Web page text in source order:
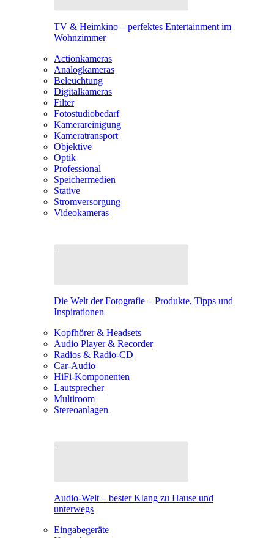
TV & Heimkino – perfektes Entertainment im
Wohnzimmer
Actionkameras
Analogkameras
Beleuchtung
Digitalkameras
Filter
Fotostudiobedarf
Kamerareinigung
Kameratransport
Objektive
Optik
Professional
Speichermedien
Stative
Stromversorgung
Videokameras
Die Welt der Fotografie – Produkte, Tipps und
Inspirationen
Kopfhörer & Headsets
Audio Player & Recorder
Radios & Radio-CD
Car-Audio
HiFi-Komponenten
Lautsprecher
Multiroom
Stereoanlagen
Audio-Welt – bester Klang zu Hause und
unterwegs
Eingabegeräte